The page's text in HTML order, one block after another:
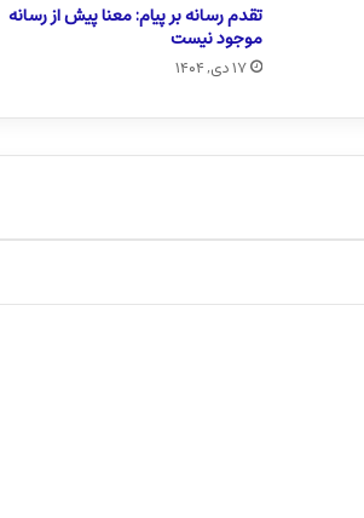
تقدم رسانه بر پیام: معنا پیش از رسانه
موجود نیست
۱۷ دی, ۱۴۰۴